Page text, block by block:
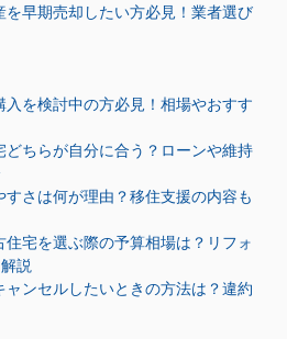
を早期売却したい方必見！業者選び
入を検討中の方必見！相場やおすす
どちらが自分に合う？ローンや維持
すさは何が理由？移住支援の内容も
住宅を選ぶ際の予算相場は？リフォ
説
ャンセルしたいときの方法は？違約